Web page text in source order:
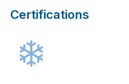
Certifications